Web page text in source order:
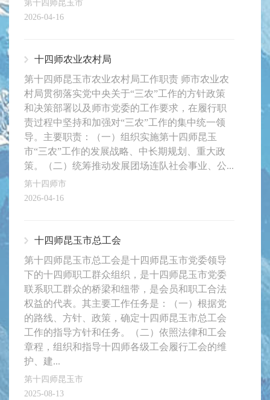
第十四师昆玉市
2026-04-16
十四师农业农村局
第十四师昆玉市农业农村局工作职责 师市农业农
村局贯彻落实党中央关于“三农”工作的方针政策
和决策部署以及师市党委的工作要求，在履行职
责过程中坚持和加强对“三农”工作的集中统一领
导。主要职责：（一）组织实施第十四师昆玉
市“三农”工作的发展战略、中长期规划、重大政
策。（二）统筹推动发展团场连队社会事业、公...
第十四师市
2026-04-16
十四师昆玉市总工会
第十四师昆玉市总工会是十四师昆玉市党委领导
下的十四师职工群众组织，是十四师昆玉市党委
联系职工群众的桥梁和纽带，是会员和职工合法
权益的代表。其主要工作任务是：（一）根据党
的路线、方针、政策，确定十四师昆玉市总工会
工作的指导方针和任务。（二）依照法律和工会
章程，组织和指导十四师各级工会履行工会的维
护、建...
第十四师昆玉市
2025-08-13